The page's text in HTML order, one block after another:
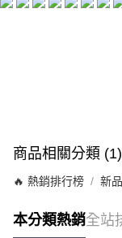
商品相關分類 (1)
🔥 熱銷排行榜 新
本分類熱銷全站